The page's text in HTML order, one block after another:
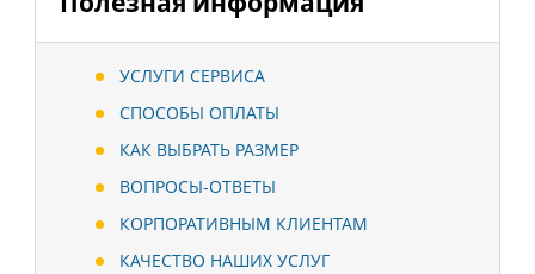
УСЛУГИ СЕРВИСА
СПОСОБЫ ОПЛАТЫ
КАК ВЫБРАТЬ РАЗМЕР
ВОПРОСЫ-ОТВЕТЫ
КОРПОРАТИВНЫМ КЛИЕНТАМ
КАЧЕСТВО НАШИХ УСЛУГ